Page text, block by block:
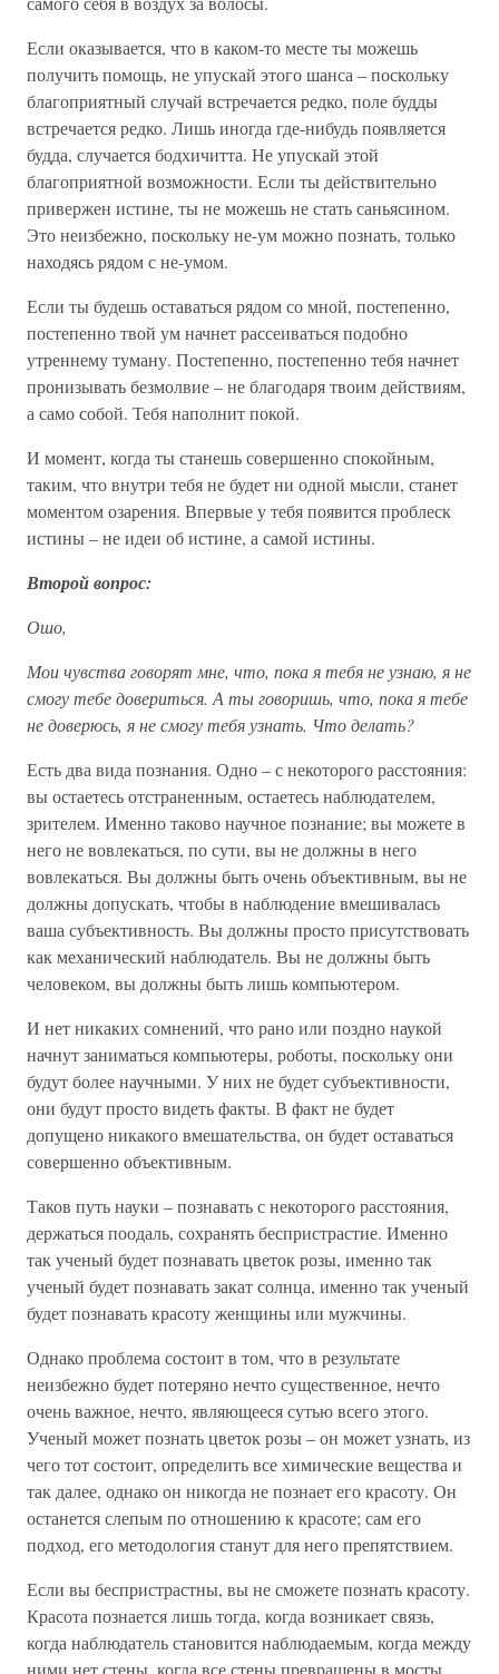
Если оказывается, что в каком-то месте ты можешь
получить помощь, не упускай этого шанса – поскольку
благоприятный случай встречается редко, поле будды
встречается редко. Лишь иногда где-нибудь появляется
будда, случается бодхичитта. Не упускай этой
благоприятной возможности. Если ты действительно
привержен истине, ты не можешь не стать саньясином.
Это неизбежно, поскольку не-ум можно познать, только
находясь рядом с не-умом.
Если ты будешь оставаться рядом со мной, постепенно,
постепенно твой ум начнет рассеиваться подобно
утреннему туману. Постепенно, постепенно тебя начнет
пронизывать безмолвие – не благодаря твоим действиям,
а само собой. Тебя наполнит покой.
И момент, когда ты станешь совершенно спокойным,
таким, что внутри тебя не будет ни одной мысли, станет
моментом озарения. Впервые у тебя появится проблеск
истины – не идеи об истине, а самой истины.
Второй вопрос:
Ошо,
Мои чувства говорят мне, что, пока я тебя не узнаю, я не
смогу тебе довериться. А ты говоришь, что, пока я тебе
не доверюсь, я не смогу тебя узнать. Что делать?
Есть два вида познания. Одно – с некоторого расстояния:
вы остаетесь отстраненным, остаетесь наблюдателем,
зрителем. Именно таково научное познание; вы можете в
него не вовлекаться, по сути, вы не должны в него
вовлекаться. Вы должны быть очень объективным, вы не
должны допускать, чтобы в наблюдение вмешивалась
ваша субъективность. Вы должны просто присутствовать
как механический наблюдатель. Вы не должны быть
человеком, вы должны быть лишь компьютером.
И нет никаких сомнений, что рано или поздно наукой
начнут заниматься компьютеры, роботы, поскольку они
будут более научными. У них не будет субъективности,
они будут просто видеть факты. В факт не будет
допущено никакого вмешательства, он будет оставаться
совершенно объективным.
Таков путь науки – познавать с некоторого расстояния,
держаться поодаль, сохранять беспристрастие. Именно
так ученый будет познавать цветок розы, именно так
ученый будет познавать закат солнца, именно так ученый
будет познавать красоту женщины или мужчины.
Однако проблема состоит в том, что в результате
неизбежно будет потеряно нечто существенное, нечто
очень важное, нечто, являющееся сутью всего этого.
Ученый может познать цветок розы – он может узнать, из
чего тот состоит, определить все химические вещества и
так далее, однако он никогда не познает его красоту. Он
останется слепым по отношению к красоте; сам его
подход, его методология станут для него препятствием.
Если вы беспристрастны, вы не сможете познать красоту.
Красота познается лишь тогда, когда возникает связь,
когда наблюдатель становится наблюдаемым, когда между
ними нет стены, когда все стены превращены в мосты.